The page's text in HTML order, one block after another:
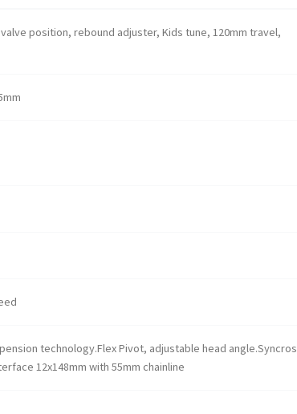
valve position, rebound adjuster, Kids tune, 120mm travel,
technology.Flex Pivot, adjustable head angle.Syncros
12x148mm with 55mm chainline